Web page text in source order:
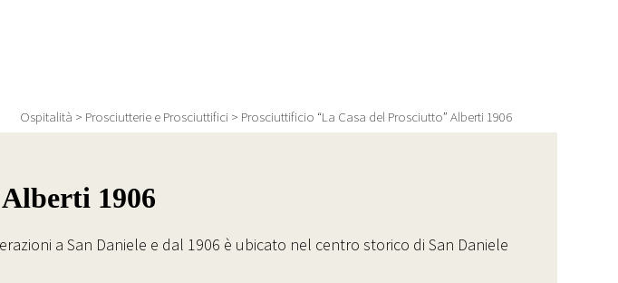
Ospitalità > Prosciutterie e Prosciuttifici > Prosciuttificio “La Casa del Prosciutto” Alberti 1906
1906
a San Daniele e dal 1906 è ubicato nel centro storico di San Daniele